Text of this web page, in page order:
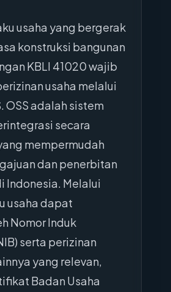
usaha yang bergerak
konstruksi bangunan
KBLI 41020 wajib
usaha melalui
OSS adalah sistem
secara
mempermudah
dan penerbitan
Indonesia. Melalui
usaha dapat
Nomor Induk
serta perizinan
yang relevan,
Badan Usaha